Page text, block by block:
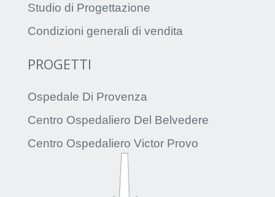
Studio di Progettazione
Condizioni generali di vendita
PROGETTI
Ospedale Di Provenza
Centro Ospedaliero Del Belvedere
Centro Ospedaliero Victor Provo